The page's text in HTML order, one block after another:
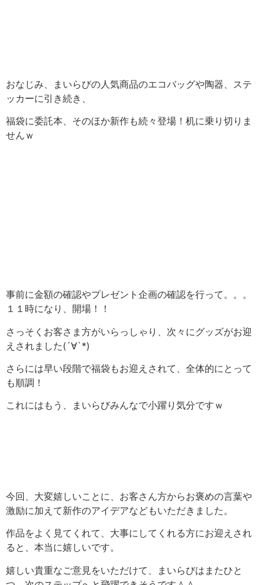
おなじみ、まいらびの人気商品のエコバッグや陶器、ステ
ッカーに引き続き、
福袋に委託本、そのほか新作も続々登場！机に乗り切りま
せんｗ
事前に金額の確認やプレゼント企画の確認を行って。。。
１１時になり、開場！！
さっそくお客さま方がいらっしゃり、次々にグッズがお迎
えされました(´∀`*)
さらには早い段階で福袋もお迎えされて、全体的にとって
も順調！
これにはもう、まいらびみんなで小躍り気分ですｗ
今回、大変嬉しいことに、お客さん方からお褒めの言葉や
激励に加えて新作のアイデアなどもいただきました。
作品をよく見てくれて、大事にしてくれる方にお迎えされ
ると、本当に嬉しいです。
嬉しい貴重なご意見をいただけて、まいらびはまたひと